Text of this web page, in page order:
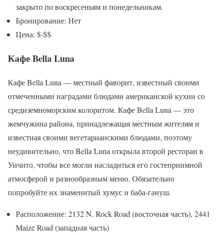
закрыто по воскресеньям и понедельникам.
Бронирование: Нет
Цена: $-$$
Кафе Bella Luna
Кафе Bella Luna — местный фаворит, известный своими
отмеченными наградами блюдами американской кухни со
средиземноморским колоритом. Кафе Bella Luna — это
жемчужина района, принадлежащая местным жителям и
известная своими вегетарианскими блюдами, поэтому
неудивительно, что Bella Luna открыла второй ресторан в
Уичито, чтобы все могли насладиться его гостеприимной
атмосферой и разнообразным меню. Обязательно
попробуйте их знаменитый хумус и баба-гануш.
Расположение: 2132 N. Rock Road (восточная часть), 2441
Maize Road (западная часть)